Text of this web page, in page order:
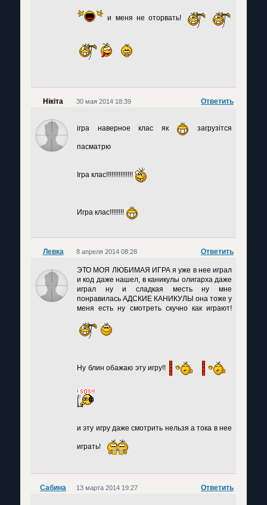
и меня не оторвать!
Нікіта Ответить
30 мая 2014 18:39
ігра наверное клас як загрузітся
пасматрю
Ігра клас!!!!!!!!!!!!!!!
Игра клас!!!!!!!!
Левка Ответить
8 апреля 2014 08:28
ЭТО МОЯ ЛЮБИМАЯ ИГРА я уже в нее играл
и код даже нашел, в каникулы олигарха даже
играл ну и сладкая месть ну мне
понравилась АДСКИЕ КАНИКУЛЫ она тоже у
меня есть ну смотреть скучно как играют!
Ну блин обажаю эту игру!!
и эту игру даже смотрить нельзя а тока в нее
играть!
Сабина Ответить
13 марта 2014 19:27